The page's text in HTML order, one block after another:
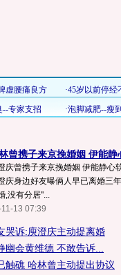
曾携子来京挽婚姻 伊能静
庆曾携子来京挽婚姻 伊能静心
庆身边好友曝俩人早已离婚三
,没有分居"...
13 07:39
哭诉:庾澄庆主动提离婚
会黄维德 不敢告诉...
触礁 哈林曾主动提出协议